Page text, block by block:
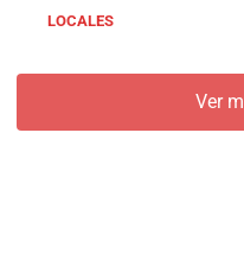
LOCALES
Ver